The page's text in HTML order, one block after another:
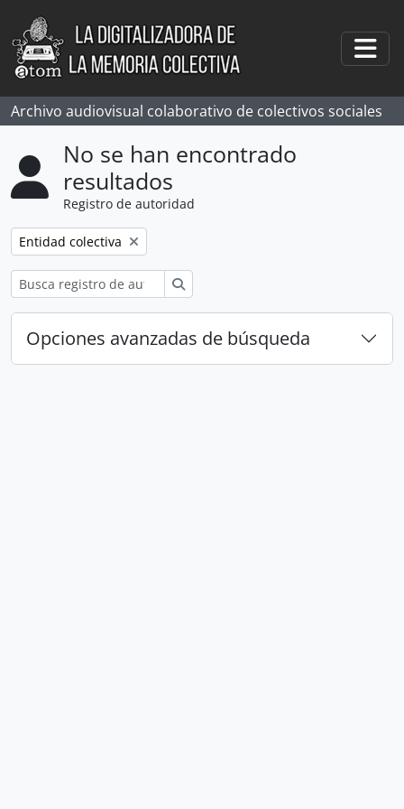
Skip to main content
Archivo audiovisual colaborativo de colectivos sociales
No se han encontrado
resultados
Registro de autoridad
Remove filter:
Entidad colectiva
Opciones avanzadas de búsqueda